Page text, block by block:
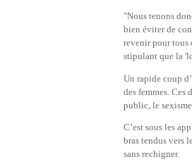
"Nous tenons
bien éviter de
revenir pour tous
stipulant que la
Un rapide coup
des femmes. Ces
public, le
C’est sous les
bras tendus vers
sans rechigner.